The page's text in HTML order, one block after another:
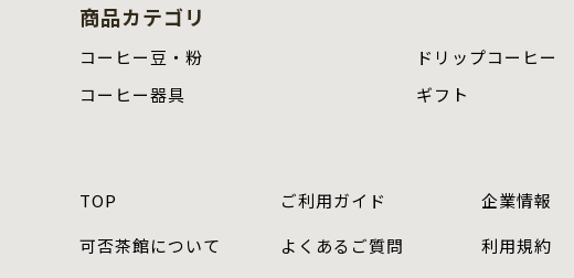
商品カテゴリ
コーヒー豆・粉 ドリップコーヒー
コーヒー器具
ギフト
TOP
可否茶館について
ご利用ガイド
よくあるご質問
企業情報
利用規約